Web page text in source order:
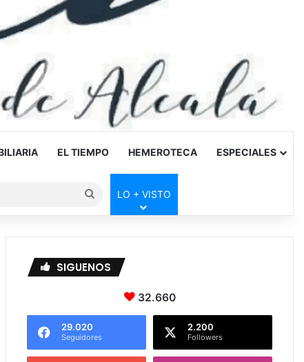
EL TIEMPO HEMEROTECA ESPECIALES
Buscar
por
LO + VISTO
SIGUENOS
32.660
29.020
Seguidores
2.200
Followers